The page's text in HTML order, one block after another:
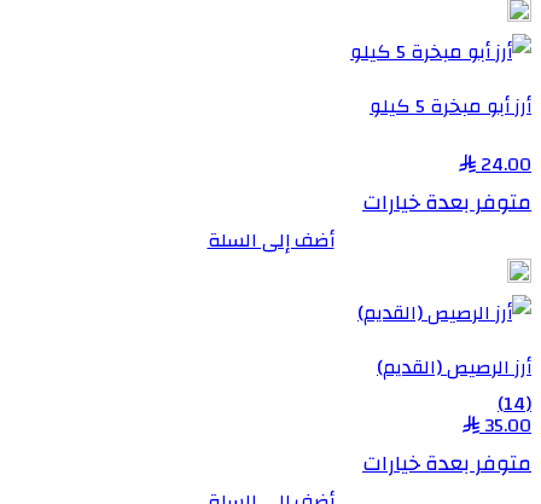
أرز أبو مبخرة 5 كيلو
24.00
متوفر بعدة خيارات
أضف إلى السلة
أرز الرصيص (القديم)
(14)
35.00
متوفر بعدة خيارات